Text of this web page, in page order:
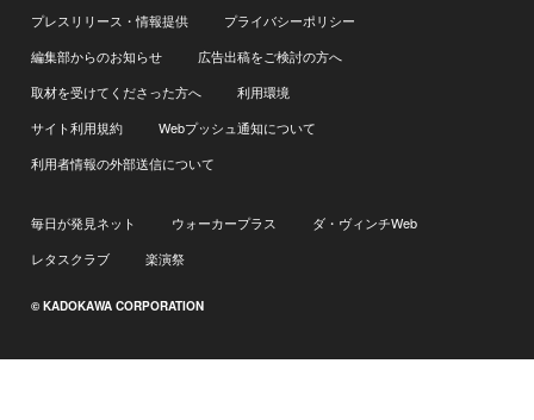
プレスリリース・情報提供
プライバシーポリシー
編集部からのお知らせ
広告出稿をご検討の方へ
取材を受けてくださった方へ
利用環境
サイト利用規約
Webプッシュ通知について
利用者情報の外部送信について
毎日が発見ネット ウォーカープラス
ダ・ヴィンチWeb
レタスクラブ
楽演祭
© KADOKAWA CORPORATION